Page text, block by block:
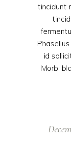
tincidunt
id
Morbi